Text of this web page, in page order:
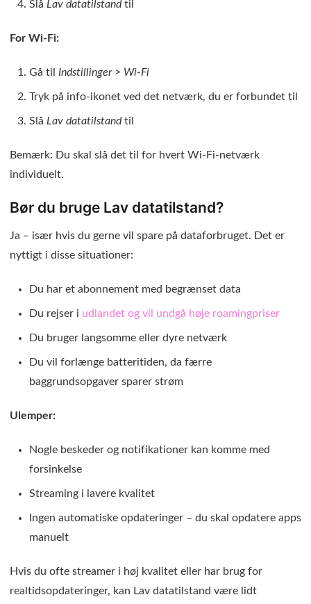
Slå Lav datatilstandtil
For Wi-Fi:
Gå til Indstillinger > Wi-Fi
Tryk på info-ikonet ved det netværk, du er forbundet til
Slå Lav datatilstandtil
Bemærk: Du skal slå det til for hvert Wi-Fi-netværk
individuelt.
Bør du bruge Lav datatilstand?
Ja – især hvis du gerne vil spare på dataforbruget. Det er
nyttigt i disse situationer:
Du har et abonnement med begrænset data
Du rejser i udlandet og vil undgå høje roamingpriser
Du bruger langsomme eller dyre netværk
Du vil forlænge batteritiden, da færre
baggrundsopgaver sparer strøm
Ulemper:
Nogle beskeder og notifikationer kan komme med
forsinkelse
Streaming i lavere kvalitet
Ingen automatiske opdateringer – du skal opdatere apps
manuelt
Hvis du ofte streamer i høj kvalitet eller har brug for
realtidsopdateringer, kan Lav datatilstand være lidt